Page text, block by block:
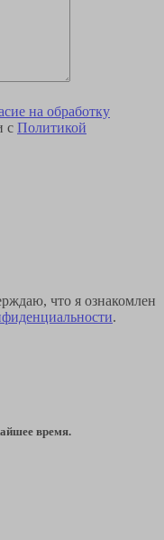
на обработку
с Политикой
что я ознакомлен
.
время.